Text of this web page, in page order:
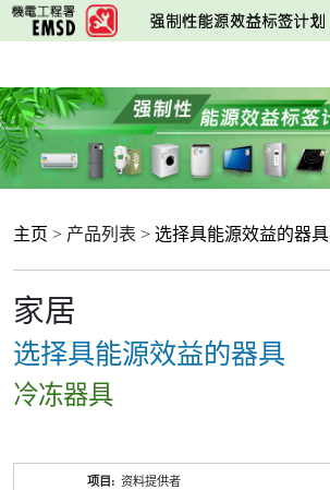
跳
至
要
内
容
主页 > 产品列表 > 选择具能源效益的器具
家居
选择具能源效益的器具
冷冻器具
资料提供者